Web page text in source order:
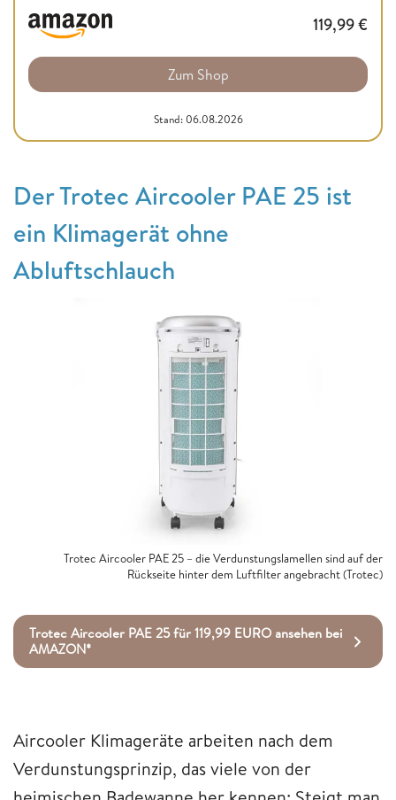
119,99€
Zum Shop
Stand: 06.08.2026
Der Trotec Aircooler PAE 25 ist
ein Klimagerät ohne
Abluftschlauch
Trotec Aircooler PAE 25 – die Verdunstungslamellen sind auf der
Rückseite hinter dem Luftfilter angebracht (Trotec)
Trotec Aircooler PAE 25 für 119,99 EURO ansehen bei
AMAZON*
Aircooler Klimageräte arbeiten nach dem
Verdunstungsprinzip, das viele von der